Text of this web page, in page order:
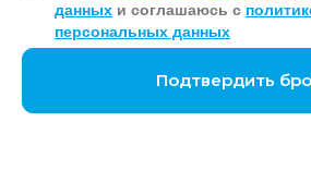
данных и соглашаюсь с
персональных данных
Подтвердить